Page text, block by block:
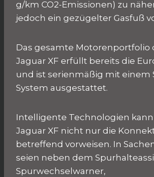
g/km CO2-Emissionen) zu
jedoch ein gezügelter Gasfuß
Das gesamte Motorenportfolio
Jaguar XF erfüllt bereits die
und ist serienmäßig mit einem
System ausgestattet.
Intelligente Technologien
Jaguar XF nicht nur die
betreffend vorweisen. In
seien neben dem
Spurwechselwarner,